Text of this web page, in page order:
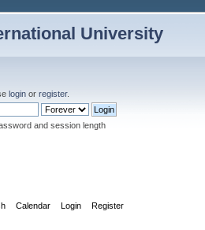
University
login or register.
and session length
Calendar Login Register